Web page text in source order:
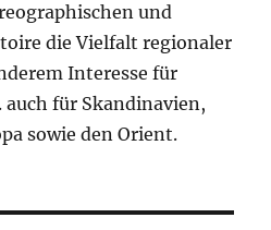
und
die Vielfalt regionaler
Interesse für
auch für Skandinavien,
sowie den Orient.